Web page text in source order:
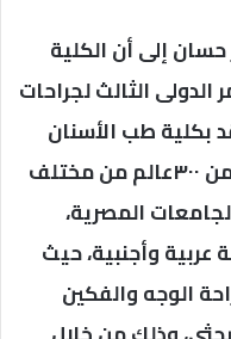
إلى أن الكلية
الثالث لجراحات
بكلية طب الأسنان
جامعة المنصورة بمشاركة أكثر من ٣٠٠عالم من مختلف
المصرية،
٢٠ عالم يمثلون ١٦ دولة عربية وأجنبية، حيث
الوجه والفكين